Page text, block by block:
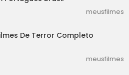
meusfilmes
De Terror Completo
meusfilmes